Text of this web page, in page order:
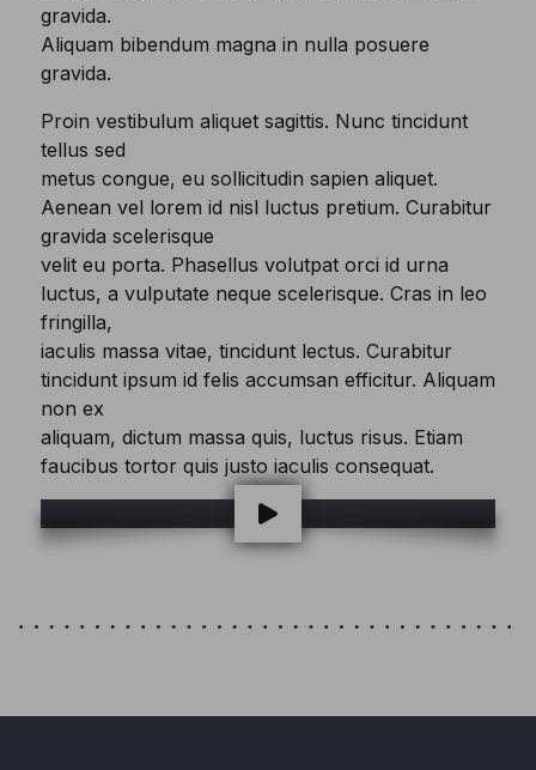
gravida.
Aliquam bibendum magna in nulla posuere
gravida.
Proin vestibulum aliquet sagittis. Nunc tincidunt
tellus sed
metus congue, eu sollicitudin sapien aliquet.
Aenean vel lorem id nisl luctus pretium. Curabitur
gravida scelerisque
velit eu porta. Phasellus volutpat orci id urna
luctus, a vulputate neque scelerisque. Cras in leo
fringilla,
iaculis massa vitae, tincidunt lectus. Curabitur
tincidunt ipsum id felis accumsan efficitur. Aliquam
non ex
aliquam, dictum massa quis, luctus risus. Etiam
faucibus tortor quis justo iaculis consequat.